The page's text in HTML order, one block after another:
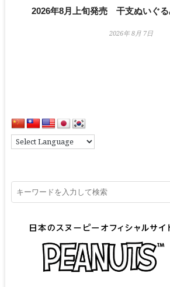
2026年8月上旬発売 干支ぬいぐる
2026年 8月 7日